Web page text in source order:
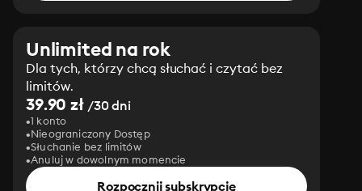
Unlimited na rok
Dla tych, którzy chcą słuchać i czytać bez
limitów.
39.90 zł/30 dni
1 konto
Nieograniczony Dostęp
Słuchanie bez limitów
Anuluj w dowolnym momencie
Rozpocznij subskrypcję